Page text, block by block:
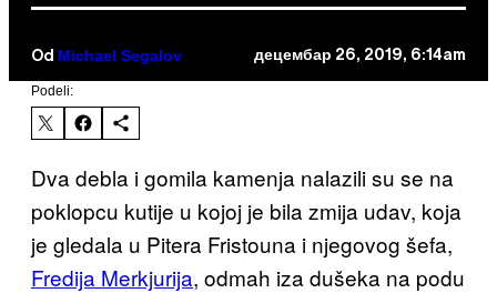
Od Michael Segalov децембар 26, 2019, 6:14am
Podeli:
Dva debla i gomila kamenja nalazili su se na
poklopcu kutije u kojoj je bila zmija udav, koja
je gledala u Pitera Fristouna i njegovog šefa,
Fredija Merkjurija, odmah iza dušeka na podu